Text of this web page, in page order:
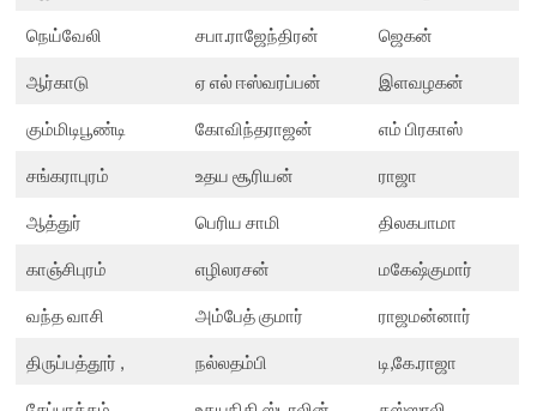
நெய்வேலி சபா.ராஜேந்திரன் ஜெகன்
ஆர்காடு ஏ எல் ஈஸ்வரப்பன் இளவழகன்
கும்மிடிபூண்டி கோவிந்தராஜன் எம் பிரகாஸ்
சங்கராபுரம் உதய சூரியன் ராஜா
ஆத்துர் பெரிய சாமி திலகபாமா
காஞ்சிபுரம் எழிலரசன் மகேஷ்குமார்
வந்த வாசி அம்பேத் குமார் ராஜமன்னார்
திருப்பத்தூர் , நல்லதம்பி டி,கே.ராஜா